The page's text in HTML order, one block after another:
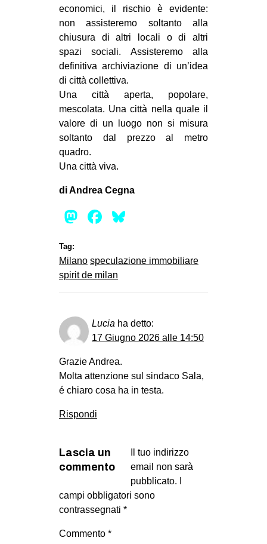
economici, il rischio è evidente:
non assisteremo soltanto alla
chiusura di altri locali o di altri
spazi sociali. Assisteremo alla
definitiva archiviazione di un’idea
di città collettiva.
Una città aperta, popolare,
mescolata. Una città nella quale il
valore di un luogo non si misura
soltanto dal prezzo al metro
quadro.
Una città viva.
di Andrea Cegna
Mastodon
Facebook
Tag:
Milano speculazione immobiliare
spirit de milan
Lucia ha detto:
17 Giugno 2026 alle 14:50
Grazie Andrea.
Molta attenzione sul sindaco Sala,
é chiaro cosa ha in testa.
Rispondi
Lascia un
commento
Il tuo indirizzo
email non sarà
pubblicato.
campi obbligatori sono
contrassegnati *
Commento *